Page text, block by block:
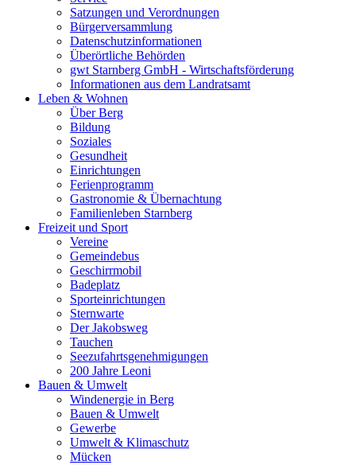
Satzungen und Verordnungen
Bürgerversammlung
Datenschutzinformationen
Überörtliche Behörden
gwt Starnberg GmbH - Wirtschaftsförderung
Informationen aus dem Landratsamt
Leben & Wohnen
Über Berg
Bildung
Soziales
Gesundheit
Einrichtungen
Ferienprogramm
Gastronomie & Übernachtung
Familienleben Starnberg
Freizeit und Sport
Vereine
Gemeindebus
Geschirrmobil
Badeplatz
Sporteinrichtungen
Sternwarte
Der Jakobsweg
Tauchen
Seezufahrtsgenehmigungen
200 Jahre Leoni
Bauen & Umwelt
Windenergie in Berg
Bauen & Umwelt
Gewerbe
Umwelt & Klimaschutz
Mücken